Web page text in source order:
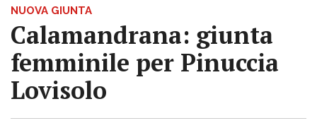
NUOVA GIUNTA
Calamandrana: giunta
femminile per Pinuccia
Lovisolo